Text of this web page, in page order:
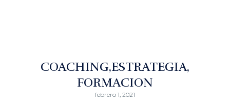
COACHING ESTRATEGIA
FORMACION
febrero 1, 2021